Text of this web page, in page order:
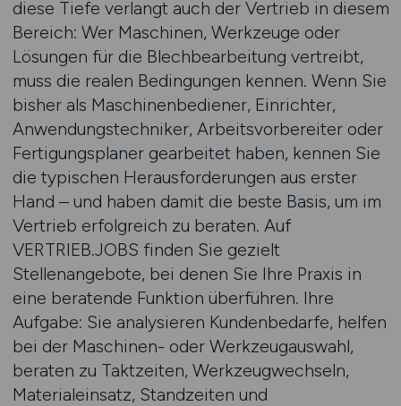
diese Tiefe verlangt auch der Vertrieb in diesem
Bereich: Wer Maschinen, Werkzeuge oder
Lösungen für die Blechbearbeitung vertreibt,
muss die realen Bedingungen kennen. Wenn Sie
bisher als Maschinenbediener, Einrichter,
Anwendungstechniker, Arbeitsvorbereiter oder
Fertigungsplaner gearbeitet haben, kennen Sie
die typischen Herausforderungen aus erster
Hand – und haben damit die beste Basis, um im
Vertrieb erfolgreich zu beraten. Auf
VERTRIEB.JOBS finden Sie gezielt
Stellenangebote, bei denen Sie Ihre Praxis in
eine beratende Funktion überführen. Ihre
Aufgabe: Sie analysieren Kundenbedarfe, helfen
bei der Maschinen- oder Werkzeugauswahl,
beraten zu Taktzeiten, Werkzeugwechseln,
Materialeinsatz, Standzeiten und